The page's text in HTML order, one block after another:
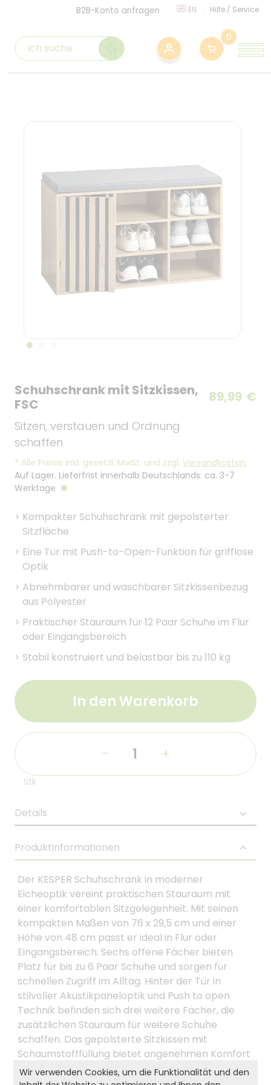
B2B-Konto anfragen EN Hilfe / Service
0
Schuhschrank mit Sitzkissen,
FSC
Sitzen, verstauen und Ordnung
schaffen
89,99 €
* Alle Preise inkl. gesetzl. MwSt. und zzgl. Versandkosten.
Auf Lager. Lieferfrist innerhalb Deutschlands: ca. 3-7
Werktage
> Kompakter Schuhschrank mit gepolsterter
Sitzfläche
> Eine Tür mit Push-to-Open-Funktion für grifflose
Optik
> Abnehmbarer und waschbarer Sitzkissenbezug
aus Polyester
> Praktischer Stauraum für 12 Paar Schuhe im Flur
oder Eingangsbereich
> Stabil konstruiert und belastbar bis zu 110 kg
In den Warenkorb
- +
Stk
Details
Produktinformationen
Der KESPER Schuhschrank in moderner
Eicheoptik vereint praktischen Stauraum mit
einer komfortablen Sitzgelegenheit. Mit seinen
kompakten Maßen von 76 x 29,5 cm und einer
Höhe von 48 cm passt er ideal in Flur oder
Eingangsbereich. Sechs offene Fächer bieten
Platz für bis zu 6 Paar Schuhe und sorgen für
schnellen Zugriff im Alltag. Hinter der Tür in
stilvoller Akustikpaneloptik und Push to open
Technik befinden sich drei weitere Fächer, die
zusätzlichen Stauraum für weitere Schuhe
schaffen. Das gepolsterte Sitzkissen mit
Schaumstofffüllung bietet angenehmen Komfort
und ist bis zu 110 kg belastbar. Der graue Bezug
Wir verwenden Cookies, um die Funktionalität und den